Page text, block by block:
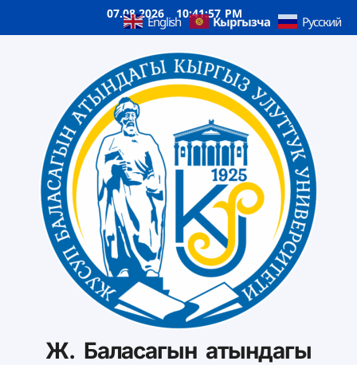
07.08.2026 10:41:58 PM
Ж. Баласагын атындагы
English Кыргызча Русский